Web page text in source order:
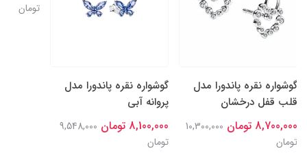
گوشواره نقره پاندورا مدل
قلب قفل درخشان
8,700,000 تومان
10,300,000
تومان
گوشواره نقره پاندورا مدل
پروانه آبی
8,100,000 تومان
9,548,000
تومان